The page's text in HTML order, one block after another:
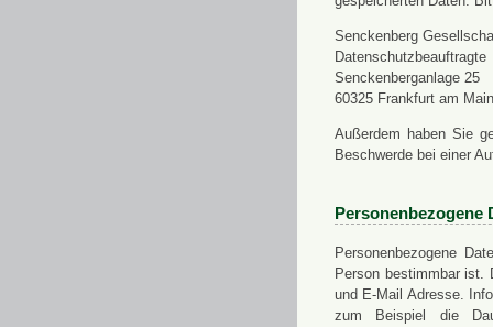
Senckenberg
Datenschutzbeauftragte
Senckenberganlage 25
60325 Frankfurt am Main
Außerdem haben Sie
Beschwerde bei einer
Personenbezogene
Personenbezogene
Person bestimmbar ist.
und E-Mail Adresse.
zum Beispiel die